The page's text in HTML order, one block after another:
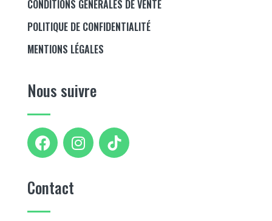
CONDITIONS GÉNÉRALES DE VENTE
POLITIQUE DE CONFIDENTIALITÉ
MENTIONS LÉGALES
Nous suivre
Contact